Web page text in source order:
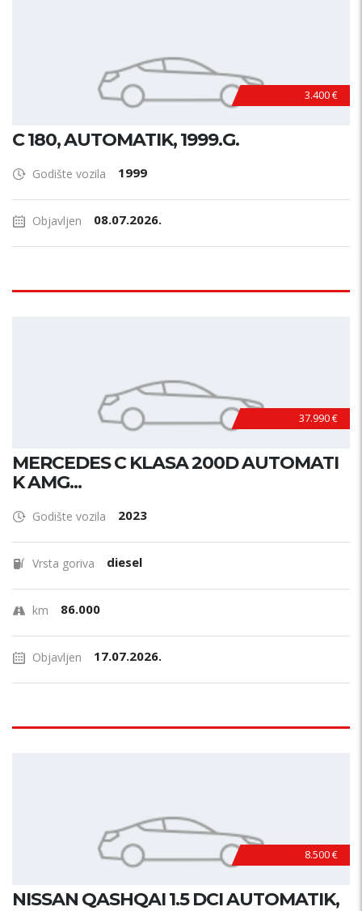
3.400 €
C 180, AUTOMATIK, 1999.G.
Godište vozila 1999
Objavljen 08.07.2026.
37.990 €
MERCEDES C KLASA 200D AUTOMATI
K AMG...
Godište vozila 2023
Vrsta goriva diesel
km 86.000
Objavljen 17.07.2026.
8.500 €
NISSAN QASHQAI 1.5 DCI AUTOMATIK,